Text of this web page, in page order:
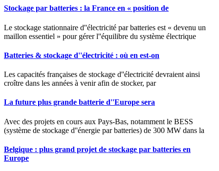
Stockage par batteries : la France en « position de
Le stockage stationnaire d''électricité par batteries est « devenu un
maillon essentiel » pour gérer l''équilibre du système électrique
Batteries & stockage d''électricité : où en est-on
Les capacités françaises de stockage d''électricité devraient ainsi
croître dans les années à venir afin de stocker, par
La future plus grande batterie d''Europe sera
Avec des projets en cours aux Pays-Bas, notamment le BESS
(système de stockage d''énergie par batteries) de 300 MW dans la
Belgique : plus grand projet de stockage par batteries en
Europe